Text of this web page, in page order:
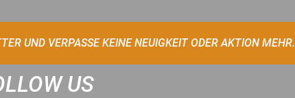
UND VERPASSE KEINE NEUIGKEIT ODER AKTION MEHR.
US